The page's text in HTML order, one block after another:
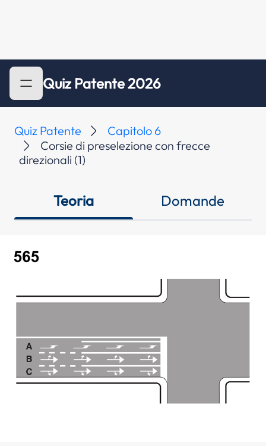
Quiz Patente 2026
Quiz Patente
Capitolo 6
Corsie di preselezione con frecce
direzionali (1)
Teoria Domande